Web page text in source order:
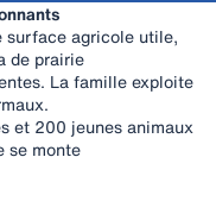
surface agricole utile,
de prairie
La famille exploite
et 200 jeunes animaux
se monte